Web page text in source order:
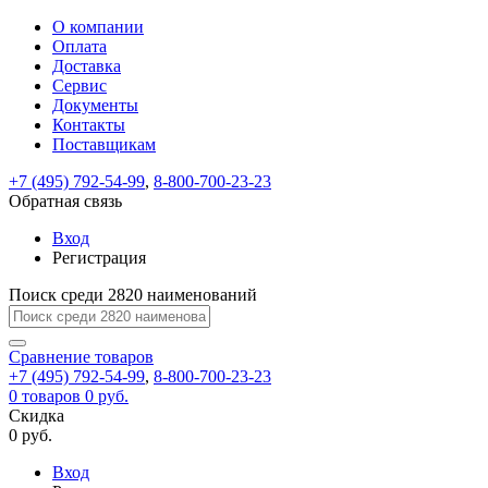
ВходРегистрация
Только
test@example.com
отправлена
по
ней
для
регистрации.
Ок
Только
Запомнить
меня
Забыли
Восстановление
пароля
Заполните
форму.
Мы
отправим
ссылку
на
указанный
электронный
адрес,
перейдя
по
которой
вы
новый
На
вашу
test@test.ru
отправлена
ссылка.
Перейдите
по
для
смены
пароля.
Введите
новый
пароль
Сменить
Пароль
успешно
Войти
Обратная
связь
Сообщение
пользовательского
соглашения
Ваше
сообщение
успешно
О компании
Оплата
Доставка
Сервис
Документы
Контакты
Поставщикам
+7 (495) 792-54-99, 8-800-700-23-23
Обратная связь
Вход
Регистрация
Поиск среди 2820 наименований
Сравнение товаров
+7 (495) 792-54-99, 8-800-700-23-23
0 товаров 0 руб.
Скидка
0 руб.
Вход